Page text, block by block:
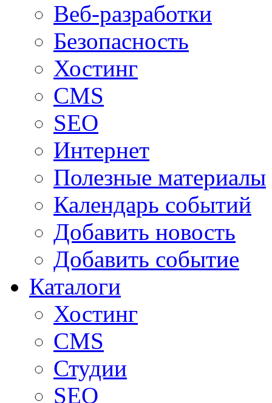
Веб-разработки
Безопасность
Хостинг
CMS
SEO
Интернет
Полезные материалы
Календарь событий
Добавить новость
Добавить событие
Каталоги
Хостинг
CMS
Студии
SEO